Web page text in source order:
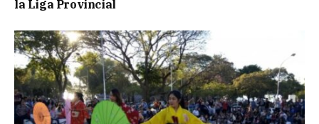
la Liga Provincial